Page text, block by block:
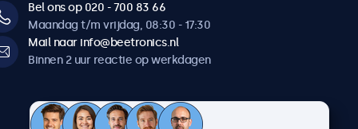
Bel ons op 020 - 700 83 66
Maandag t/m vrijdag, 08:30 - 17:30
Mail naar info@beetronics.nl
Binnen 2 uur reactie op werkdagen